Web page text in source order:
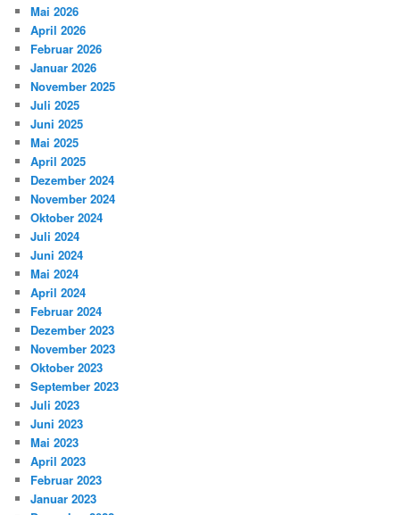
Mai 2026
April 2026
Februar 2026
Januar 2026
November 2025
Juli 2025
Juni 2025
Mai 2025
April 2025
Dezember 2024
November 2024
Oktober 2024
Juli 2024
Juni 2024
Mai 2024
April 2024
Februar 2024
Dezember 2023
November 2023
Oktober 2023
September 2023
Juli 2023
Juni 2023
Mai 2023
April 2023
Februar 2023
Januar 2023